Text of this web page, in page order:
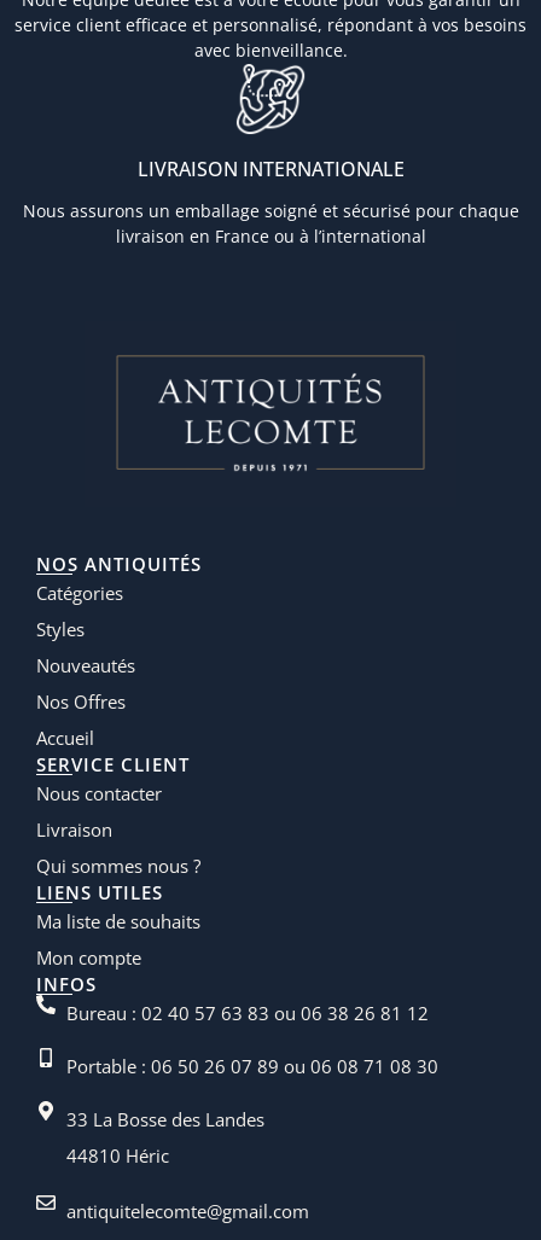
service client efficace et personnalisé, répondant à vos besoins
avec bienveillance.
LIVRAISON INTERNATIONALE
Nous assurons un emballage soigné et sécurisé pour chaque
livraison en France ou à l’international
NOS ANTIQUITÉS
Catégories
Styles
Nouveautés
Nos Offres
Accueil
SERVICE CLIENT
Nous contacter
Livraison
Qui sommes nous ?
LIENS UTILES
Ma liste de souhaits
Mon compte
INFOS
Bureau : 02 40 57 63 83 ou 06 38 26 81 12
Portable : 06 50 26 07 89 ou 06 08 71 08 30
33 La Bosse des Landes
44810 Héric
antiquitelecomte@gmail.com